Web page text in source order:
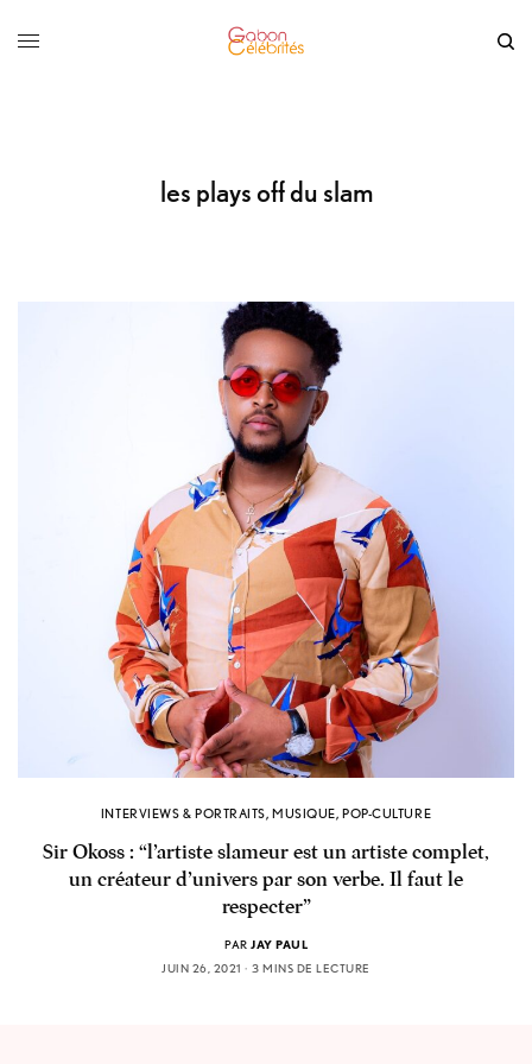
les plays off du slam
INTERVIEWS & PORTRAITS,MUSIQUE,POP-CULTURE
Sir Okoss : “l’artiste slameur est un artiste complet,
un créateur d’univers par son verbe. Il faut le
respecter”
PAR JAY PAUL
JUIN 26, 2021
3 MINS DE LECTURE